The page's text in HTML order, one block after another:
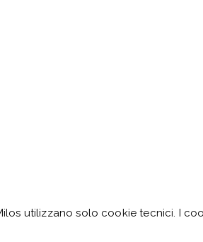
utilizzano solo cookie tecnici. I